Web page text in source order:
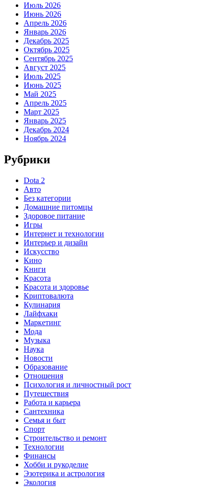
Июль 2026
Июнь 2026
Апрель 2026
Январь 2026
Декабрь 2025
Октябрь 2025
Сентябрь 2025
Август 2025
Июль 2025
Июнь 2025
Май 2025
Апрель 2025
Март 2025
Январь 2025
Декабрь 2024
Ноябрь 2024
Рубрики
Dota 2
Авто
Без категории
Домашние питомцы
Здоровое питание
Игры
Интернет и технологии
Интерьер и дизайн
Искусство
Кино
Книги
Красота
Красота и здоровье
Криптовалюта
Кулинария
Лайфхаки
Маркетинг
Мода
Музыка
Наука
Новости
Образование
Отношения
Психология и личностный рост
Путешествия
Работа и карьера
Сантехника
Семья и быт
Спорт
Строительство и ремонт
Технологии
Финансы
Хобби и рукоделие
Эзотерика и астрология
Экология